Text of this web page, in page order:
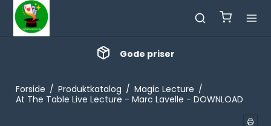
Gode priser
Forside / Produktkatalog / Magic Lecture /
At The Table Live Lecture - Marc Lavelle - DOWNLOAD